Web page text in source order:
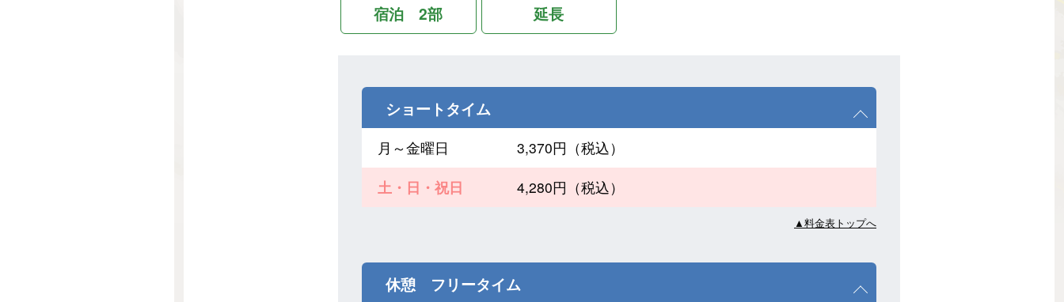
宿泊 2部 延長
ショートタイム
月～金曜日
3,370円（税込）
土・日・祝日
4,280円（税込）
▲料金表トップへ
休憩 フリータイム